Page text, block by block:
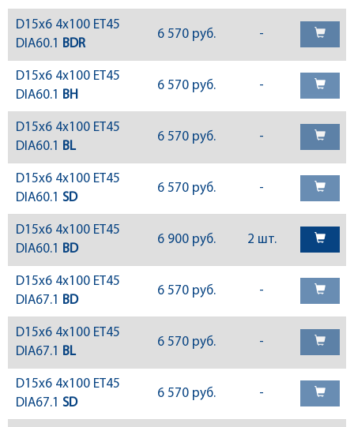
D15x6 4x100 ET45
DIA60.1 BDR
6 570 руб. -
D15x6 4x100 ET45
DIA60.1 BH
6 570 руб. -
D15x6 4x100 ET45
DIA60.1 BL
6 570 руб. -
D15x6 4x100 ET45
DIA60.1 SD
6 570 руб. -
D15x6 4x100 ET45
DIA60.1 BD
6 900 руб. 2 шт.
D15x6 4x100 ET45
DIA67.1 BD
6 570 руб. -
D15x6 4x100 ET45
DIA67.1 BL
6 570 руб. -
D15x6 4x100 ET45
DIA67.1 SD
6 570 руб. -